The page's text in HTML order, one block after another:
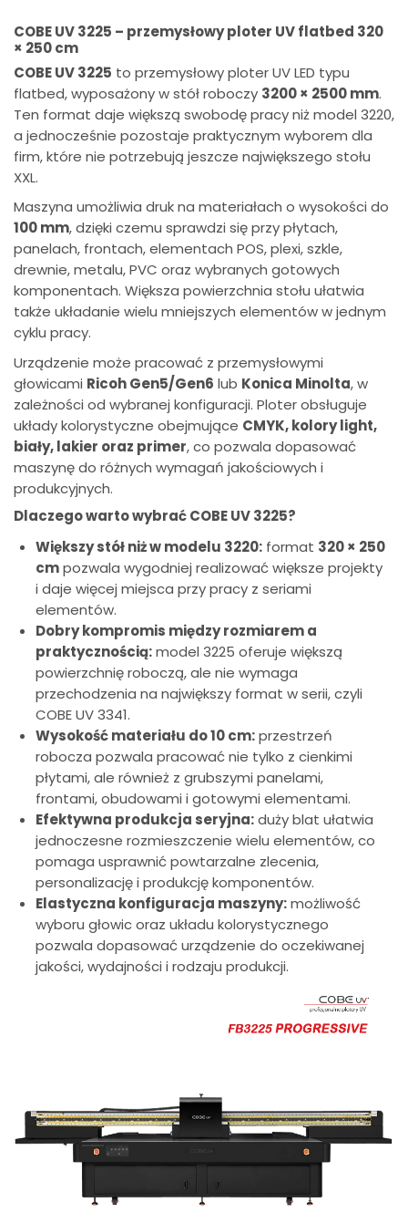
COBE UV 3225 – przemysłowy ploter UV flatbed 320
× 250 cm
COBE UV 3225 to przemysłowy ploter UV LED typu
flatbed, wyposażony w stół roboczy 3200 × 2500 mm.
Ten format daje większą swobodę pracy niż model 3220,
a jednocześnie pozostaje praktycznym wyborem dla
firm, które nie potrzebują jeszcze największego stołu
XXL.
Maszyna umożliwia druk na materiałach o wysokości do
100 mm, dzięki czemu sprawdzi się przy płytach,
panelach, frontach, elementach POS, plexi, szkle,
drewnie, metalu, PVC oraz wybranych gotowych
komponentach. Większa powierzchnia stołu ułatwia
także układanie wielu mniejszych elementów w jednym
cyklu pracy.
Urządzenie może pracować z przemysłowymi
głowicami Ricoh Gen5/Gen6 lub Konica Minolta, w
zależności od wybranej konfiguracji. Ploter obsługuje
układy kolorystyczne obejmujące CMYK, kolory light,
biały, lakier oraz primer, co pozwala dopasować
maszynę do różnych wymagań jakościowych i
produkcyjnych.
Dlaczego warto wybrać COBE UV 3225?
Większy stół niż w modelu 3220: format 320 × 250
cmpozwala wygodniej realizować większe projekty
i daje więcej miejsca przy pracy z seriami
elementów.
Dobry kompromis między rozmiarem a
praktycznością:model 3225 oferuje większą
powierzchnię roboczą, ale nie wymaga
przechodzenia na największy format w serii, czyli
COBE UV 3341.
Wysokość materiału do 10 cm:przestrzeń
robocza pozwala pracować nie tylko z cienkimi
płytami, ale również z grubszymi panelami,
frontami, obudowami i gotowymi elementami.
Efektywna produkcja seryjna:duży blat ułatwia
jednoczesne rozmieszczenie wielu elementów, co
pomaga usprawnić powtarzalne zlecenia,
personalizację i produkcję komponentów.
Elastyczna konfiguracja maszyny:możliwość
wyboru głowic oraz układu kolorystycznego
pozwala dopasować urządzenie do oczekiwanej
jakości, wydajności i rodzaju produkcji.